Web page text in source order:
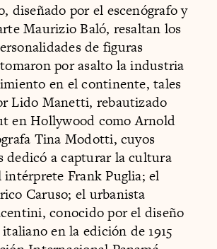
diseñado por el escenógrafo y
Maurizio Baló, resaltan los
de figuras
por asalto la industria
en el continente, tales
Lido Manetti, rebautizado
en Hollywood como Arnold
Tina Modotti, cuyos
dedicó a capturar la cultura
intérprete Frank Puglia; el
Caruso; el urbanista
conocido por el diseño
en la edición de 1915